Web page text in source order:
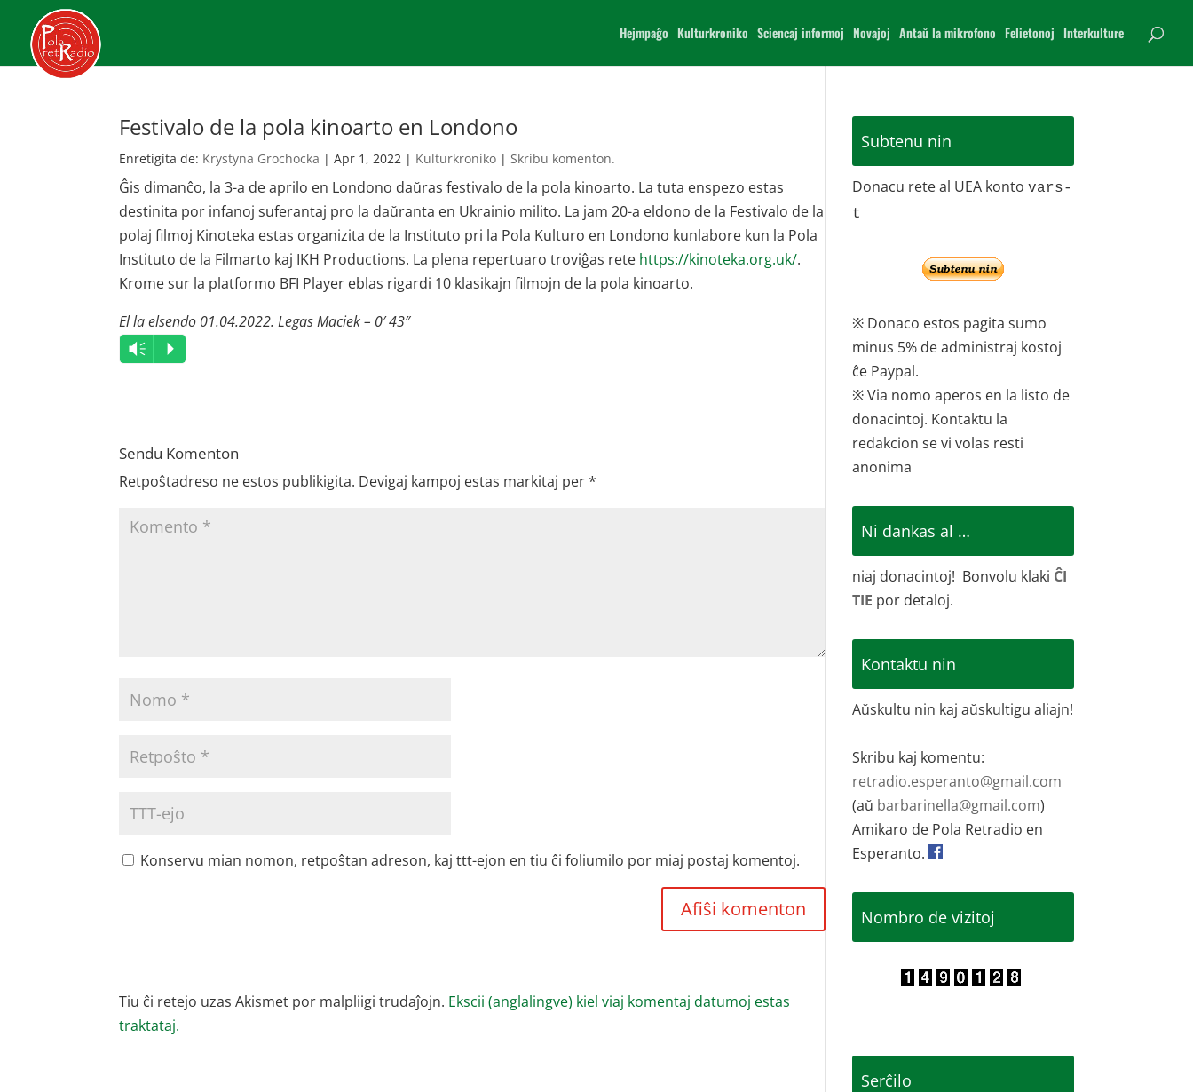
Hejmpaĝo Kulturkroniko Sciencaj informoj Novajoj Antaŭ la mikrofono Felietonoj Interkulture
Festivalo de la pola kinoarto en Londono
Enretigita de: Krystyna Grochocka |Apr 1, 2022 | Kulturkroniko |Skribu komenton.
Ĝis dimanĉo, la 3-a de aprilo en Londono daŭras festivalo de la pola kinoarto. La tuta enspezo estas
destinita por infanoj suferantaj pro la daŭranta en Ukrainio milito. La jam 20-a eldono de la Festivalo de la
polaj filmoj Kinoteka estas organizita de la Instituto pri la Pola Kulturo en Londono kunlabore kun la Pola
Instituto de la Filmarto kaj IKH Productions. La plena repertuaro troviĝas rete https://kinoteka.org.uk/.
Krome sur la platformo BFI Player eblas rigardi 10 klasikajn filmojn de la pola kinoarto.
El la elsendo 01.04.2022. Legas Maciek – 0′ 43″
Audio
Player
Vm P
Sendu Komenton
Retpoŝtadreso ne estos publikigita. Devigaj kampoj estas markitaj per*
Konservu mian nomon, retpoŝtan adreson, kaj ttt-ejon en tiu ĉi foliumilo por miaj postaj komentoj.
Tiu ĉi retejo uzas Akismet por malpliigi trudaĵojn. Ekscii (anglalingve) kiel viaj komentaj datumoj estas
traktataj.
Subtenu nin
Donacu rete al UEA kontovars-
t
※ Donaco estos pagita sumo
minus 5% de administraj kostoj
ĉe Paypal.
※ Via nomo aperos en la listo de
donacintoj. Kontaktu la
redakcion se vi volas resti
anonima
Ni dankas al …
niaj donacintoj! Bonvolu klaki ĈI
TIE por detaloj.
Kontaktu nin
Aŭskultu nin kaj aŭskultigu aliajn!
Skribu kaj komentu:
retradio.esperanto@gmail.com
(aŭ barbarinella@gmail.com)
Amikaro de Pola Retradio en
Esperanto.
Nombro de vizitoj
Serĉilo